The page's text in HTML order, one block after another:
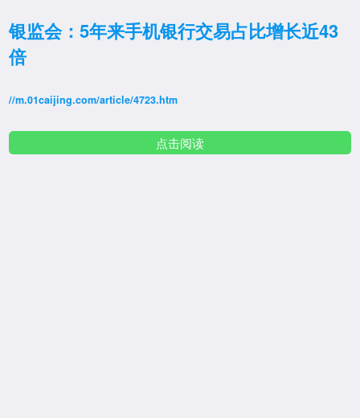
银监会：5年来手机银行交易占比增长近43
倍
//m.01caijing.com/article/4723.htm
点击阅读